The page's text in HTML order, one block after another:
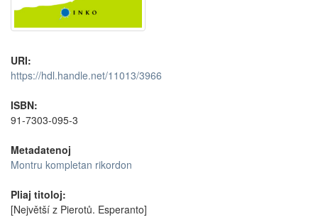
URI:
https://hdl.handle.net/11013/3966
ISBN:
91-7303-095-3
Metadatenoj
Montru kompletan rikordon
Pliaj titoloj:
[Největší z Pierotů. Esperanto]